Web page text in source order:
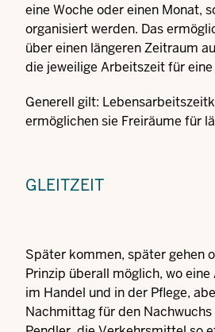
eine Woche oder einen Monat,
organisiert werden. Das
über einen längeren Zeitraum
die jeweilige Arbeitszeit für
Generell gilt:
ermöglichen sie Freiräume für
GLEITZEIT
Später kommen, später gehen
Prinzip überall möglich, wo
im Handel und in der Pflege,
Nachmittag für den